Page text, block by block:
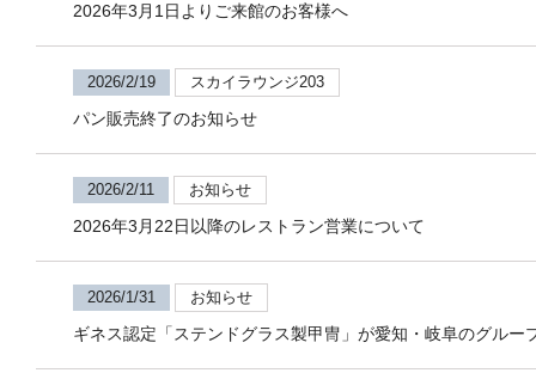
2026年3月1日よりご来館のお客様へ
2026/2/19 スカイラウンジ203
パン販売終了のお知らせ
2026/2/11 お知らせ
2026年3月22日以降のレストラン営業について
2026/1/31 お知らせ
ギネス認定「ステンドグラス製甲冑」が愛知・岐阜のグルー